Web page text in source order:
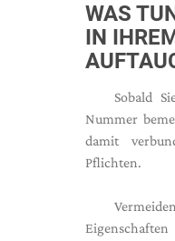
WAS
IN
Sobald
Nummer
damit
Pflichten.